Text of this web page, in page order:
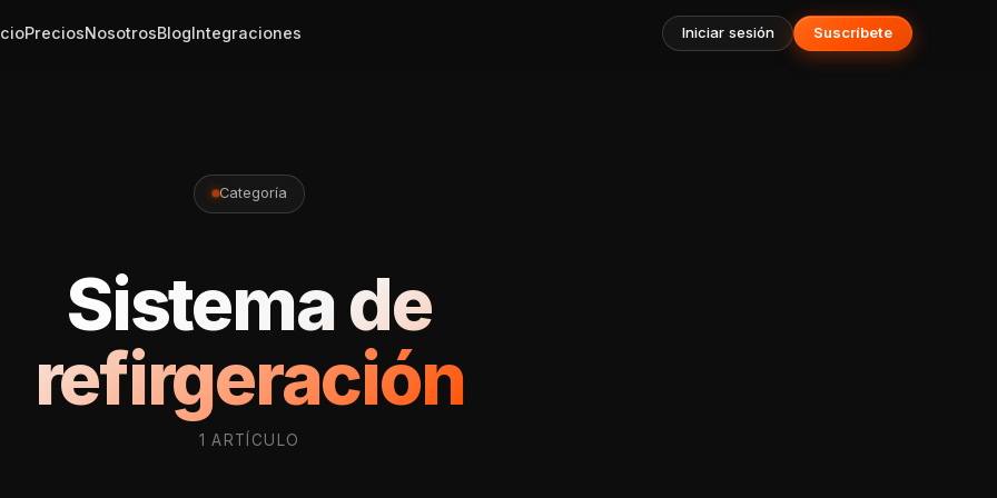
PreciosNosotrosBlogIntegraciones Iniciar sesión Suscríbete
Categoría
Sistema de
refirgeración
1 ARTÍCULO